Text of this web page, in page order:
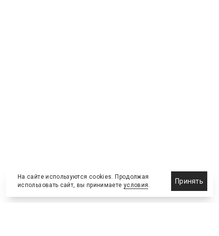
На сайте используются cookies. Продолжая
использовать сайт, вы принимаете условия.
Принять